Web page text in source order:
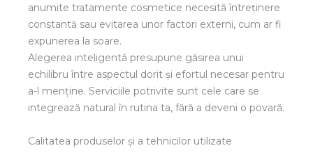
anumite tratamente cosmetice necesită întreținere
constantă sau evitarea unor factori externi, cum ar fi
expunerea la soare.
Alegerea inteligentă presupune găsirea unui
echilibru între aspectul dorit și efortul necesar pentru
a-l menține. Serviciile potrivite sunt cele care se
integrează natural în rutina ta, fără a deveni o povară.
Calitatea produselor și a tehnicilor utilizate